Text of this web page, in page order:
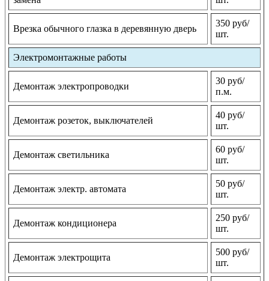
Врезка обычного глазка в деревянную дверь
350 руб/
шт.
Электромонтажные работы
Демонтаж электропроводки
30 руб/
п.м.
Демонтаж розеток, выключателей
40 руб/
шт.
Демонтаж светильника
60 руб/
шт.
Демонтаж электр. автомата
50 руб/
шт.
Демонтаж кондиционера
250 руб/
шт.
Демонтаж электрощита
500 руб/
шт.